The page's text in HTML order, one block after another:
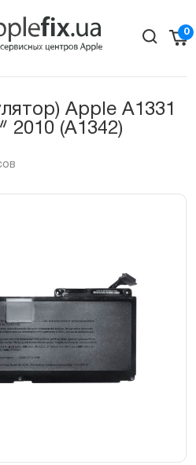
0
Apple А1331
2010 (A1342)